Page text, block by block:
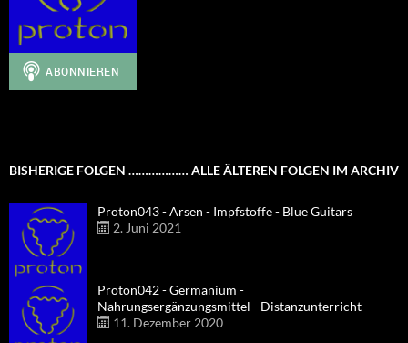
BISHERIGE FOLGEN ……………… ALLE ÄLTEREN FOLGEN IM ARCHIV
Proton043 - Arsen - Impfstoffe - Blue Guitars
2. Juni 2021
Proton042 - Germanium -
Nahrungsergänzungsmittel - Distanzunterricht
11. Dezember 2020